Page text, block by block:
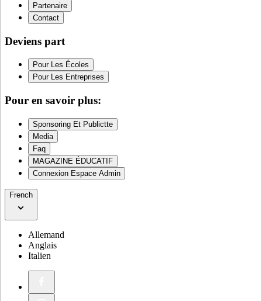
Partenaire
Contact
Deviens part
Pour Les Écoles
Pour Les Entreprises
Pour en savoir plus:
Sponsoring Et Publictte
Media
Faq
MAGAZINE ÉDUCATIF
Connexion Espace Admin
French
Allemand
Anglais
Italien